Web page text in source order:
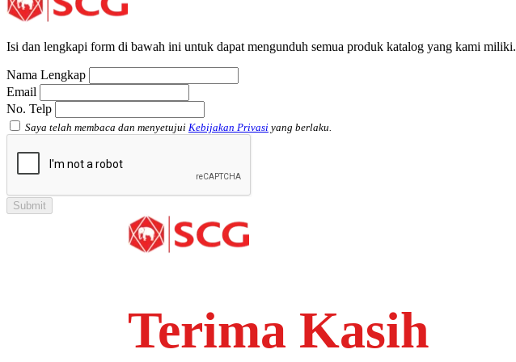
Isi dan lengkapi form di bawah ini untuk dapat mengunduh semua produk katalog yang kami miliki.
Nama Lengkap
Email
No. Telp
Saya telah membaca dan menyetujui Kebijakan Privasi yang berlaku.
Terima Kasih